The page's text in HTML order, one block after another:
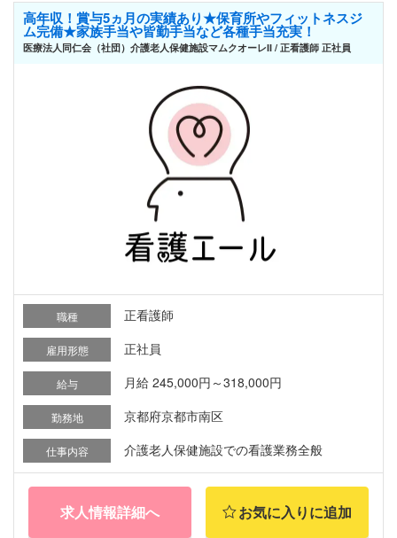
高年収！賞与5ヵ月の実績あり★保育所やフィットネスジ
ム完備★家族手当や皆勤手当など各種手当充実！
医療法人同仁会（社団）介護老人保健施設マムクオーレII / 正看護師 正社員
職種 正看護師
雇用形態 正社員
給与 月給 245,000円～318,000円
勤務地 京都府京都市南区
仕事内容 介護老人保健施設での看護業務全般
求人情報詳細へ お気に入りに追加